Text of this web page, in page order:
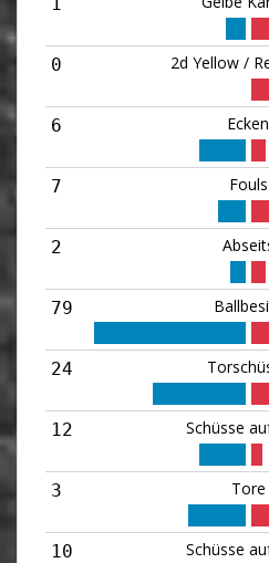
0 2d Yellow /
6 Ecken
7 Fouls
2
79
24
12 Schüsse
3 Tore
10 Schüsse